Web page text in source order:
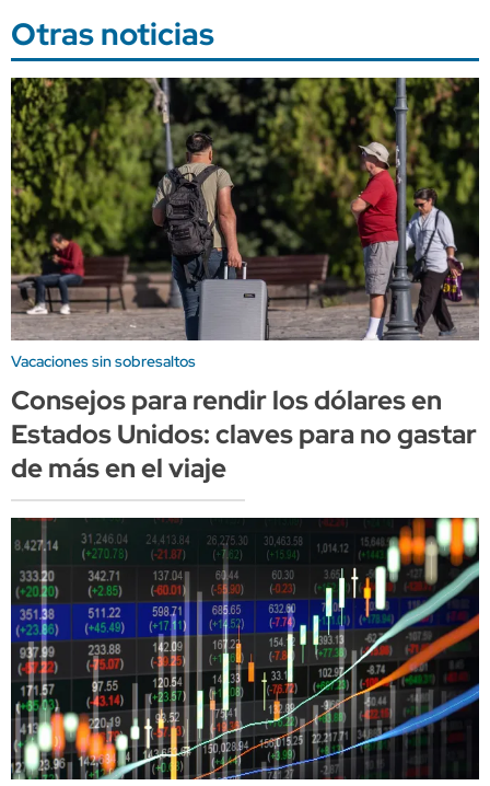
Otras noticias
Vacaciones sin sobresaltos
Consejos para rendir los dólares en
Estados Unidos: claves para no gastar
de más en el viaje